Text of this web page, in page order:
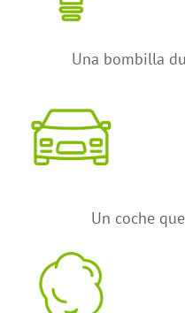
Una bombilla
Un coche